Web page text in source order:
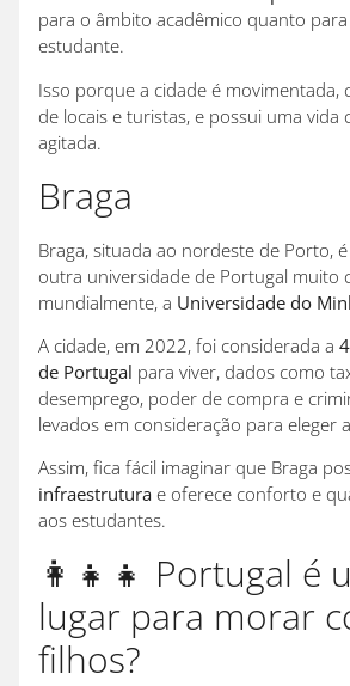
para o âmbito acadêmico quanto
estudante.
Isso porque a cidade é movimentada,
de locais e turistas, e possui uma vida
agitada.
Braga
Braga, situada ao nordeste de Porto,
outra universidade de Portugal muito
mundialmente, a Universidade do
A cidade, em 2022, foi considerada a
de Portugal para viver, dados como
desemprego, poder de compra e
levados em consideração para eleger
Assim, fica fácil imaginar que Braga
infraestrutura e oferece conforto e
aos estudantes.
👩‍👧‍👧 Portugal é
lugar para morar
filhos?